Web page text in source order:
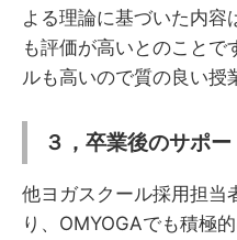
よる理論に基づいた内容
も評価が高いとのこと
ルも高いので質の良い授
３，卒業後のサポー
他ヨガスクール採用担当
り、OMYOGAでも積極